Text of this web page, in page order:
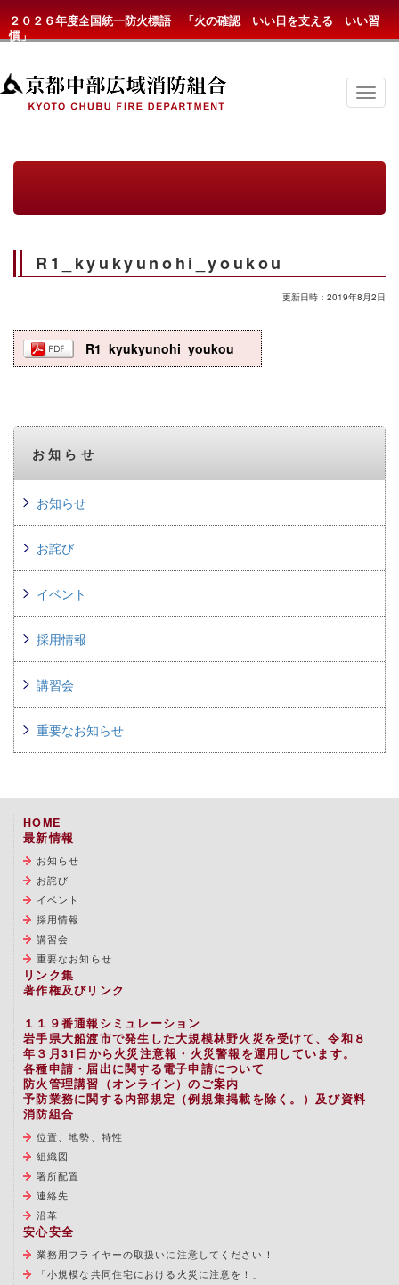
２０２６年度全国統一防火標語 「火の確認 いい日を支える いい習
慣」
京
都
組
ニ
ュ
ー
R1_kyukyunohi_youkou
更新日時：2019年8月2日
R1_kyukyunohi_youkou
お知らせ
お知らせ
お詫び
イベント
採用情報
講習会
重要なお知らせ
HOME
最新情報
お知らせ
お詫び
イベント
採用情報
講習会
重要なお知らせ
リンク集
著作権及びリンク
１１９番通報シミュレーション
岩手県大船渡市で発生した大規模林野火災を受けて、令和８
年３月31日から火災注意報・火災警報を運用しています。
各種申請・届出に関する電子申請について
防火管理講習（オンライン）のご案内
予防業務に関する内部規定（例規集掲載を除く。）及び資料
消防組合
位置、地勢、特性
組織図
署所配置
連絡先
沿革
安心安全
業務用フライヤーの取扱いに注意してください！
「小規模な共同住宅における火災に注意を！」